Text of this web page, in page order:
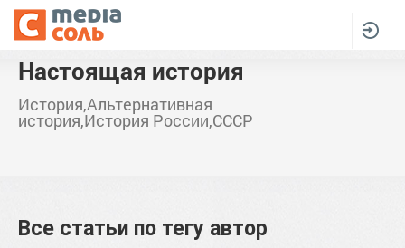
Настоящая история
История,Альтернативная
история,История России,СССР
Все статьи по тегу автор